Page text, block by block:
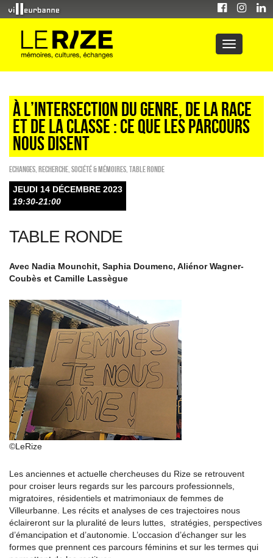
À L’INTERSECTION DU GENRE, DE LA RACE
ET DE LA CLASSE : CE QUE LES PARCOURS
NOUS DISENT
ECHANGES Recherche Société & Mémoires Table ronde
JEUDI 14 DÉCEMBRE 2023
19:30-21:00
TABLE RONDE
Avec Nadia Mounchit, Saphia Doumenc, Aliénor Wagner-
Coubès et Camille Lassègue
©LeRize
Les anciennes et actuelle chercheuses du Rize se retrouvent
pour croiser leurs regards sur les parcours professionnels,
migratoires, résidentiels et matrimoniaux de femmes de
Villeurbanne. Les récits et analyses de ces trajectoires nous
éclaireront sur la pluralité de leurs luttes, stratégies, perspectives
d’émancipation et d’autonomie. L’occasion d’échanger sur les
formes que prennent ces parcours féminins et sur les termes qui